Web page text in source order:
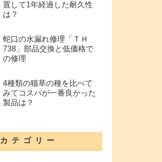
置して1年経過した耐久性
は？
蛇口の水漏れ修理「ＴＨ
738」部品交換と低価格で
の修理
4種類の猫草の種を比べて
みてコスパが一番良かった
製品は？
カテゴリー